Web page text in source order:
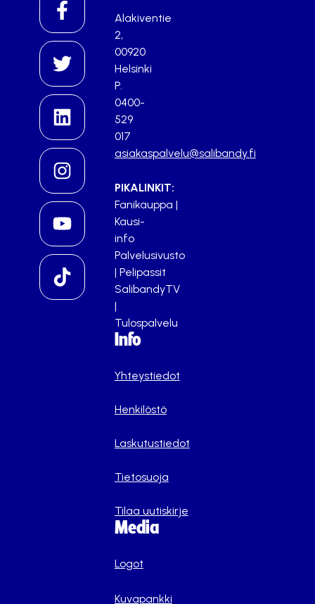
Alakiventie
2,
00920
Helsinki
P.
0400-
529
017
asiakaspalvelu@salibandy.fi
PIKALINKIT:
Fanikauppa |
Kausi-
info
Palvelusivusto
| Pelipassit
SalibandyTV
|
Tulospalvelu
Info
Yhteystiedot
Henkilöstö
Laskutustiedot
Tietosuoja
Tilaa uutiskirje
Media
Logot
Kuvapankki